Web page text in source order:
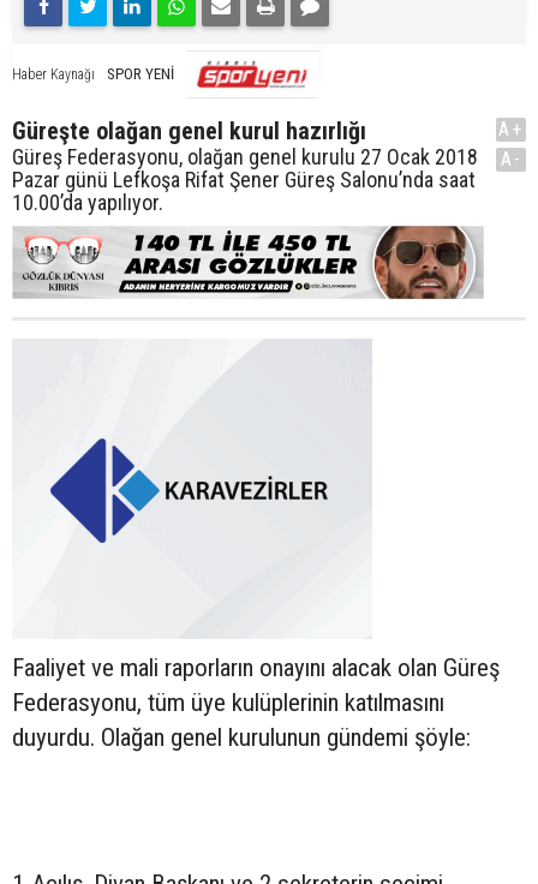
Haber Kaynağı SPOR YENİ
Güreşte olağan genel kurul hazırlığı
Güreş Federasyonu, olağan genel kurulu 27 Ocak 2018
Pazar günü Lefkoşa Rifat Şener Güreş Salonu’nda saat
10.00’da yapılıyor.
A+
A-
Faaliyet ve mali raporların onayını alacak olan Güreş
Federasyonu, tüm üye kulüplerinin katılmasını
duyurdu. Olağan genel kurulunun gündemi şöyle: